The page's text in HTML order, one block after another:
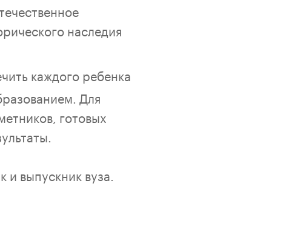
наследия
каждого ребенка
Для
готовых
и выпускник вуза.